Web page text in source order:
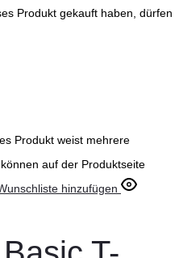
Produkt gekauft haben, dürfen
Produkt weist mehrere
auf der Produktseite
hinzufügen